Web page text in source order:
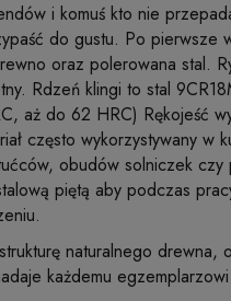
i komuś kto nie
do gustu. Po pierwsze
oraz polerowana stal.
Rdzeń klingi to stal
aż do 62 HRC) Rękojeść
często wykorzystywany w
obudów solniczek czy
piętą aby podczas
naturalnego drewna,
każdemu